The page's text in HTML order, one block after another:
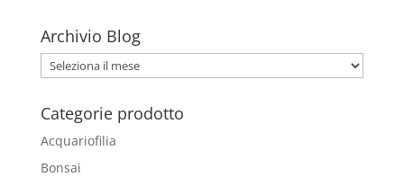
Archivio Blog
Archivio
Blog
Categorie prodotto
Acquariofilia
Bonsai